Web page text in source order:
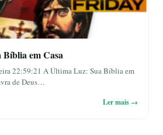
em Casa
22:59:21 A Última Luz: Sua Bíblia em
de Deus…
Ler mais →